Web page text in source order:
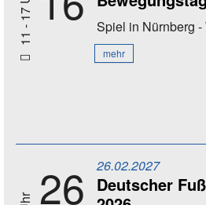
11 - 17 Uhr Spiel in Nürnberg
mehr
26 26.02.2027
Deutscher